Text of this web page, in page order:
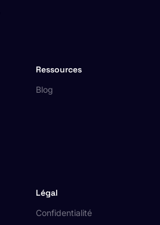
Ressources
Blog
Légal
Confidentialité